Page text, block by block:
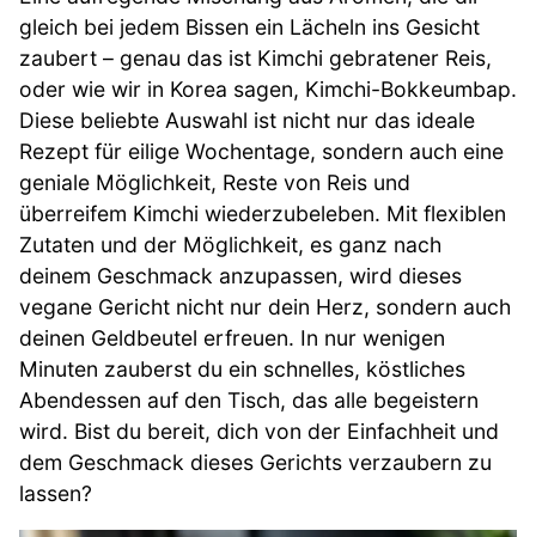
gleich bei jedem Bissen ein Lächeln ins Gesicht
zaubert – genau das ist Kimchi gebratener Reis,
oder wie wir in Korea sagen, Kimchi-Bokkeumbap.
Diese beliebte Auswahl ist nicht nur das ideale
Rezept für eilige Wochentage, sondern auch eine
geniale Möglichkeit, Reste von Reis und
überreifem Kimchi wiederzubeleben. Mit flexiblen
Zutaten und der Möglichkeit, es ganz nach
deinem Geschmack anzupassen, wird dieses
vegane Gericht nicht nur dein Herz, sondern auch
deinen Geldbeutel erfreuen. In nur wenigen
Minuten zauberst du ein schnelles, köstliches
Abendessen auf den Tisch, das alle begeistern
wird. Bist du bereit, dich von der Einfachheit und
dem Geschmack dieses Gerichts verzaubern zu
lassen?